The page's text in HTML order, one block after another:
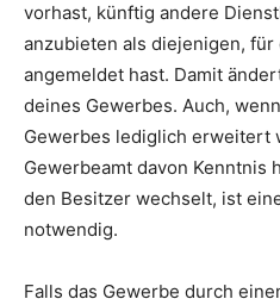
vorhast, künftig andere
anzubieten als diejenigen, für
angemeldet hast. Damit
deines Gewerbes. Auch,
Gewerbes lediglich erweitert
Gewerbeamt davon Kenntnis
den Besitzer wechselt, ist
notwendig.
Falls das Gewerbe durch